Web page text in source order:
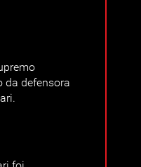
da defensora